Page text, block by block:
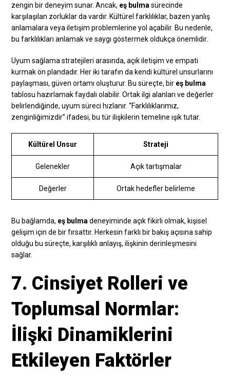
zengin bir deneyim sunar. Ancak, eş bulma sürecinde
karşılaşılan zorluklar da vardır. Kültürel farklılıklar, bazen yanlış
anlamalara veya iletişim problemlerine yol açabilir. Bu nedenle,
bu farklılıkları anlamak ve saygı göstermek oldukça önemlidir.
Uyum sağlama stratejileri arasında, açık iletişim ve empati
kurmak ön plandadır. Her iki tarafın da kendi kültürel unsurlarını
paylaşması, güven ortamı oluşturur. Bu süreçte, bir eş bulma
tablosu hazırlamak faydalı olabilir. Ortak ilgi alanları ve değerler
belirlendiğinde, uyum süreci hızlanır. “Farklılıklarımız,
zenginliğimizdir” ifadesi, bu tür ilişkilerin temeline ışık tutar.
Kültürel Unsur Strateji
Gelenekler Açık tartışmalar
Değerler Ortak hedefler belirleme
Bu bağlamda, eş bulma deneyiminde açık fikirli olmak, kişisel
gelişim için de bir fırsattır. Herkesin farklı bir bakış açısına sahip
olduğu bu süreçte, karşılıklı anlayış, ilişkinin derinleşmesini
sağlar.
7. Cinsiyet Rolleri ve
Toplumsal Normlar:
İlişki Dinamiklerini
Etkileyen Faktörler